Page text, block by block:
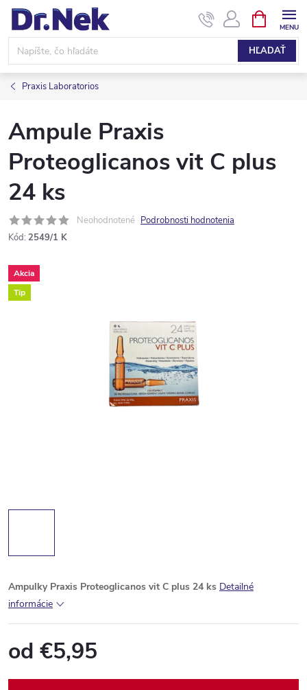
Prejsť
obsah
HĽADAŤ
KOŠÍK
Praxis Laboratorios
Ampule Praxis
Proteoglicanos vit C plus
24 ks
Neohodnotené Podrobnosti hodnotenia
Kód: 2549/1 K
Akcia
Tip
Ampulky Praxis Proteoglicanos vit C plus 24 ks Detailné
informácie
od €5,95